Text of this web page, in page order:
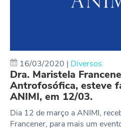
16/03/2020 | Diversos
Dra. Maristela
Antrofosófica, esteve
ANIMI, em 12/03.
Dia 12 de março a ANIMI,
Francener, para mais um